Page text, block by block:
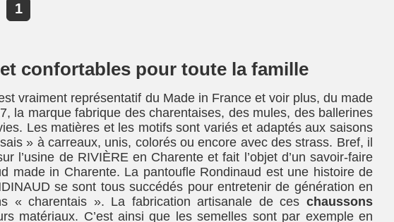
confortables pour toute la famille
vraiment représentatif du Made in France et voir plus, du made
la marque fabrique des charentaises, des mules, des ballerines
Les matières et les motifs sont variés et adaptés aux saisons
» à carreaux, unis, colorés ou encore avec des strass. Bref, il
de RIVIÈRE en Charente et fait l’objet d’un savoir-faire
made in Charente. La pantoufle Rondinaud est une histoire de
se sont tous succédés pour entretenir de génération en
« charentais ». La fabrication artisanale de ces chaussons
matériaux. C’est ainsi que les semelles sont par exemple en
1